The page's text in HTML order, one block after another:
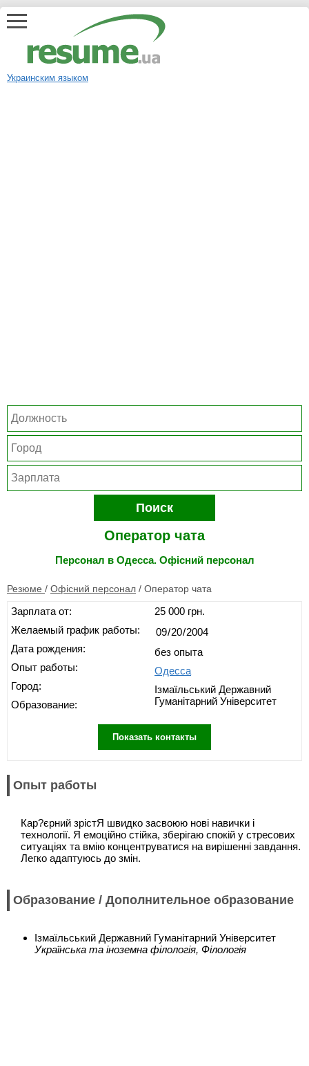
Украинским языком
Поиск
Оператор чата
Персонал в Одесса. Офісний персонал
Резюме / Офісний персонал / Оператор чата
Зарплата от:
Желаемый график работы:
Дата рождения:
Опыт работы:
Город:
Образование:
25 000 грн.
без опыта
Одесса
Ізмаїльський Державний
Гуманітарний Університет
Показать контакты
Опыт работы
Кар?єрний зрістЯ швидко засвоюю нові навички і
технології. Я емоційно стійка, зберігаю спокій у стресових
ситуаціях та вмію концентруватися на вирішенні завдання.
Легко адаптуюсь до змін.
Образование / Дополнительное образование
Ізмаїльський Державний Гуманітарний Університет
Українська та іноземна філологія, Філологія